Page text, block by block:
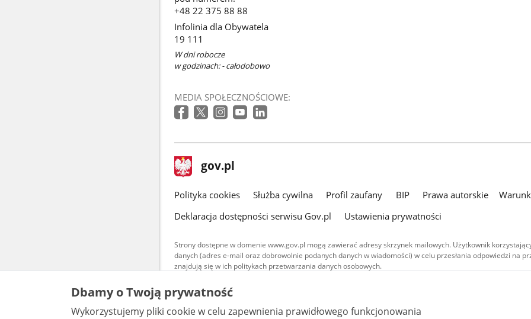
+48 22 375 88 88
Infolinia dla Obywatela
19 111
W dni robocze
w godzinach: - całodobowo
MEDIA SPOŁECZNOŚCIOWE:
stopka
gov.pl Strona
gov.pl
gov.pl
Polityka cookies Służba cywilna Profil zaufany BIP Prawa autorskie
Deklaracja dostępności serwisu Gov.pl
Ustawienia prywatności
Strony dostępne w domenie www.gov.pl mogą zawierać adresy skrzynek mailowych. Użytkownik
danych (adres e-mail oraz dobrowolnie podanych danych w wiadomości) w celu przesłania odpowiedzi na
znajdują się w ich politykach przetwarzania danych osobowych.
Treści tekstowe publikowane w serwisie (z wyłączeniem treści audiowizualnych), są
udostępniane na licencji typu Creative Commons: uznanie autorstwa - na tych samych
warunkach 4.0 (CC BY-SA 4.0). Materiały audiowizualne, w tym zdjęcia, materiały audio i wideo,
są udostępniane na licencji typu Creative Commons: uznanie autorstwa użycie niekomercyjne -
Dbamy o Twoją prywatność
Wykorzystujemy pliki cookie w celu zapewnienia prawidłowego funkcjonowania